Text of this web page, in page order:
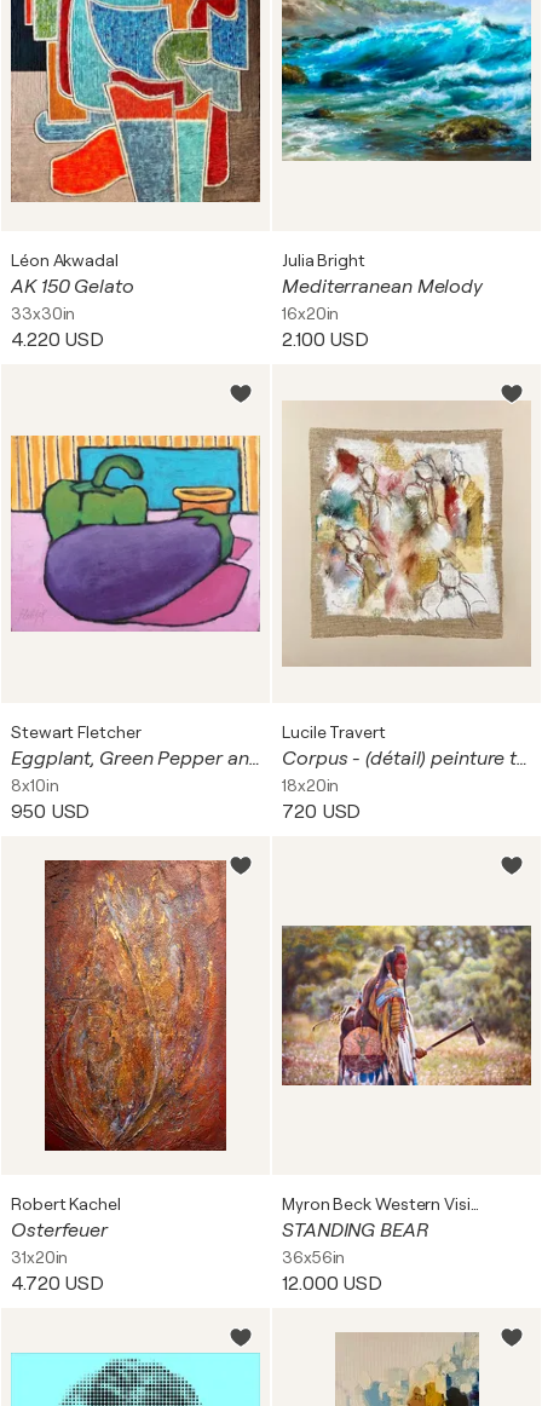
Léon Akwadal
AK 150 Gelato
33x30in
4.220 USD
Julia Bright
Mediterranean Melody
16x20in
2.100 USD
Stewart Fletcher
Eggplant, Green Pepper and Teacup
8x10in
950 USD
Lucile Travert
Corpus - (détail) peinture toile de lin 46x50cm
18x20in
720 USD
Robert Kachel
Osterfeuer
31x20in
4.720 USD
STANDING BEAR
36x56in
12.000 USD